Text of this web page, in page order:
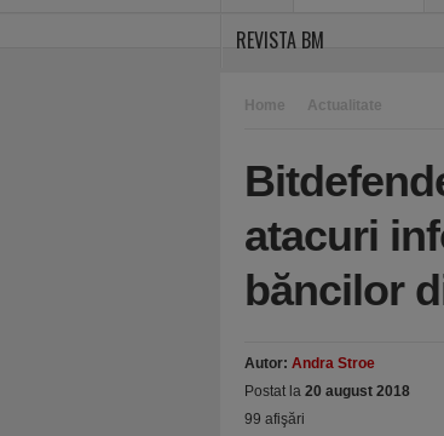
REVISTA BM
Home Actualitate
atacuri
băncilor
Autor: Andra Stroe
Postat la 20 august 2018
99 afişări